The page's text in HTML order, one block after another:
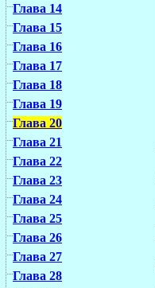
Глава 14
Глава 15
Глава 16
Глава 17
Глава 18
Глава 19
Глава 20
Глава 21
Глава 22
Глава 23
Глава 24
Глава 25
Глава 26
Глава 27
Глава 28